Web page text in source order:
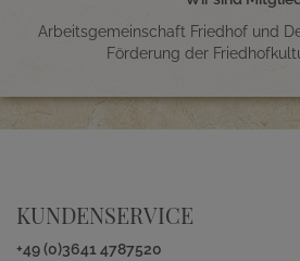
Arbeitsgemeinschaft Friedhof und
Förderung der
KUNDENSERVICE
+49 (0)3641 4787520